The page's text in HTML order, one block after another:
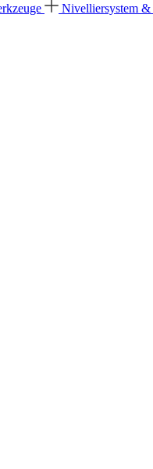
Nivelliersystem &